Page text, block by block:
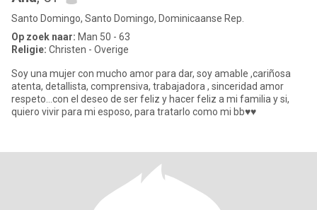
Santo Domingo, Santo Domingo, Dominicaanse Rep.
Op zoek naar: Man 50 - 63
Religie: Christen - Overige
Soy una mujer con mucho amor para dar, soy amable ,cariñosa
atenta, detallista, comprensiva, trabajadora , sinceridad amor
respeto...con el deseo de ser feliz y hacer feliz a mi familia y si,
quiero vivir para mi esposo, para tratarlo como mi bb♥️♥️